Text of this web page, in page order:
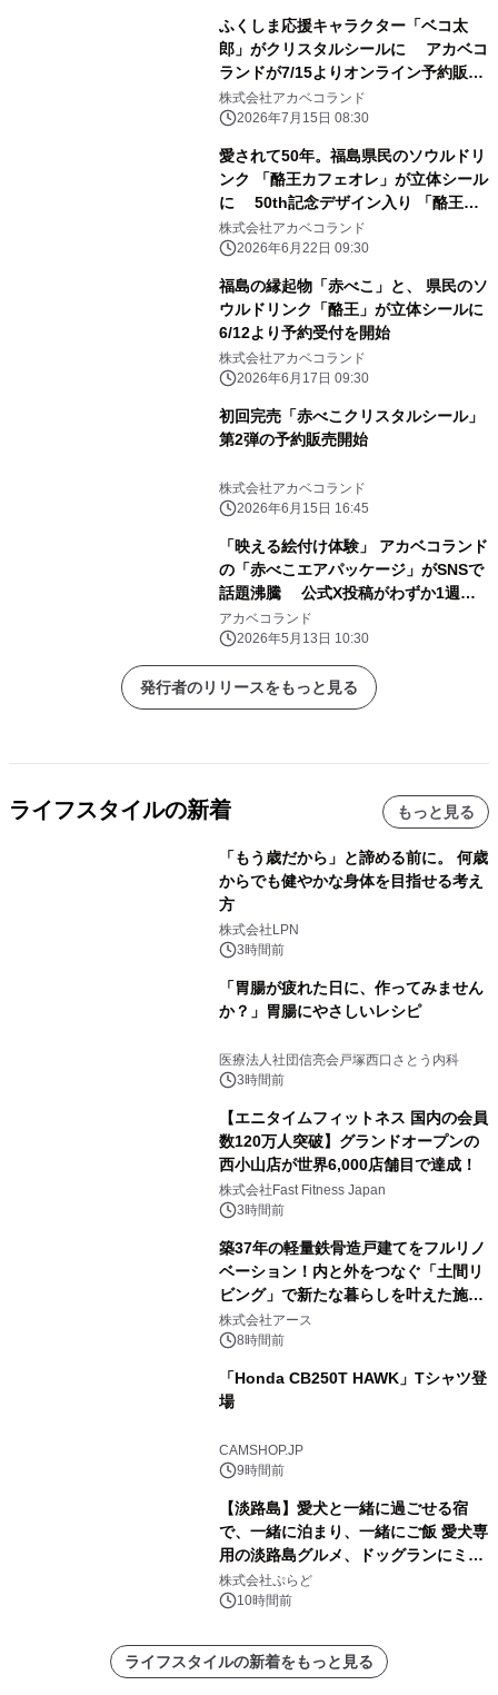
ふくしま応援キャラクター「ベコ太
郎」がクリスタルシールに アカベコ
ランドが7/15よりオンライン予約販売
を開始
株式会社アカベコランド
2026年7月15日 08:30
愛されて50年。福島県民のソウルドリ
ンク 「酪王カフェオレ」が立体シール
に 50th記念デザイン入り 「酪王協
同乳業クリスタルシール
Volume.2」 6月22日(月)より予約受
株式会社アカベコランド
2026年6月22日 09:30
福島の縁起物「赤べこ」と、 県民のソ
ウルドリンク「酪王」が立体シールに
6/12より予約受付を開始
株式会社アカベコランド
2026年6月17日 09:30
初回完売「赤べこクリスタルシール」
第2弾の予約販売開始
株式会社アカベコランド
2026年6月15日 16:45
「映える絵付け体験」 アカベコランド
の「赤べこエアパッケージ」がSNSで
話題沸騰 公式X投稿がわずか1週間
で231万インプレッションを突破！
アカベコランド
2026年5月13日 10:30
発行者のリリースをもっと見る
ライフスタイルの新着 もっと見る
「もう歳だから」と諦める前に。 何歳
からでも健やかな身体を目指せる考え
方
株式会社LPN
3時間前
「胃腸が疲れた日に、作ってみません
か？」胃腸にやさしいレシピ
医療法人社団信亮会戸塚西口さとう内科
3時間前
【エニタイムフィットネス 国内の会員
数120万人突破】グランドオープンの
西小山店が世界6,000店舗目で達成！
株式会社Fast Fitness Japan
3時間前
築37年の軽量鉄骨造戸建てをフルリノ
ベーション！内と外をつなぐ「土間リ
ビング」で新たな暮らしを叶えた施工
事例を株式会社アースが公開
株式会社アース
8時間前
「Honda CB250T HAWK」Tシャツ登
場
CAMSHOP.JP
9時間前
【淡路島】愛犬と一緒に過ごせる宿
で、一緒に泊まり、一緒にご飯 愛犬専
用の淡路島グルメ、ドッグランにミニ
プール グランピングとトレーラーハウ
スの2施設で
株式会社ぷらど
10時間前
ライフスタイルの新着をもっと見る